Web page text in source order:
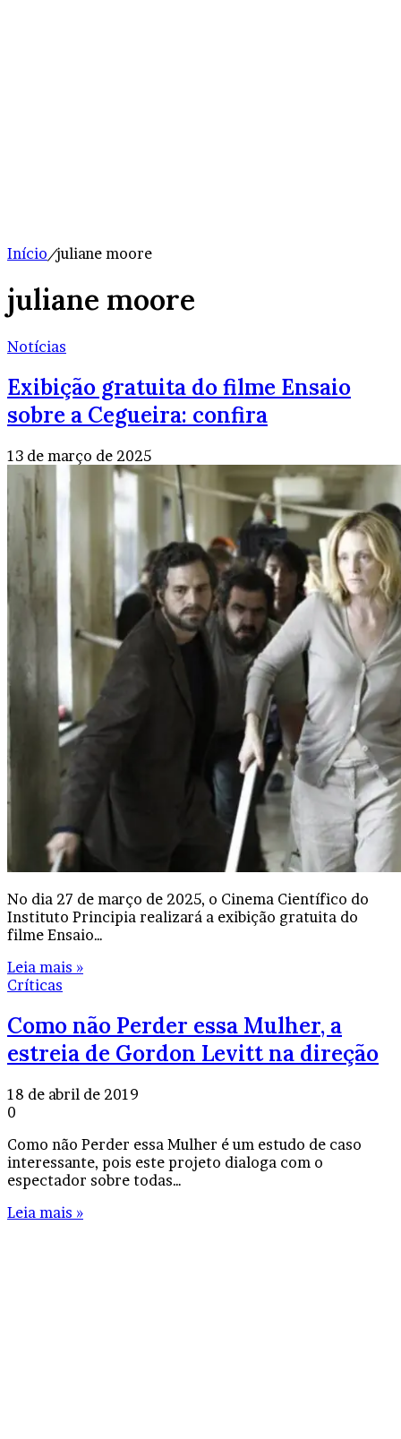
Início/juliane moore
juliane moore
Notícias
Exibição gratuita do filme Ensaio
sobre a Cegueira: confira
13 de março de 2025
No dia 27 de março de 2025, o Cinema Científico do
Instituto Principia realizará a exibição gratuita do
filme Ensaio…
Leia mais »
Críticas
Como não Perder essa Mulher, a
estreia de Gordon Levitt na direção
18 de abril de 2019
0
Como não Perder essa Mulher é um estudo de caso
interessante, pois este projeto dialoga com o
espectador sobre todas…
Leia mais »